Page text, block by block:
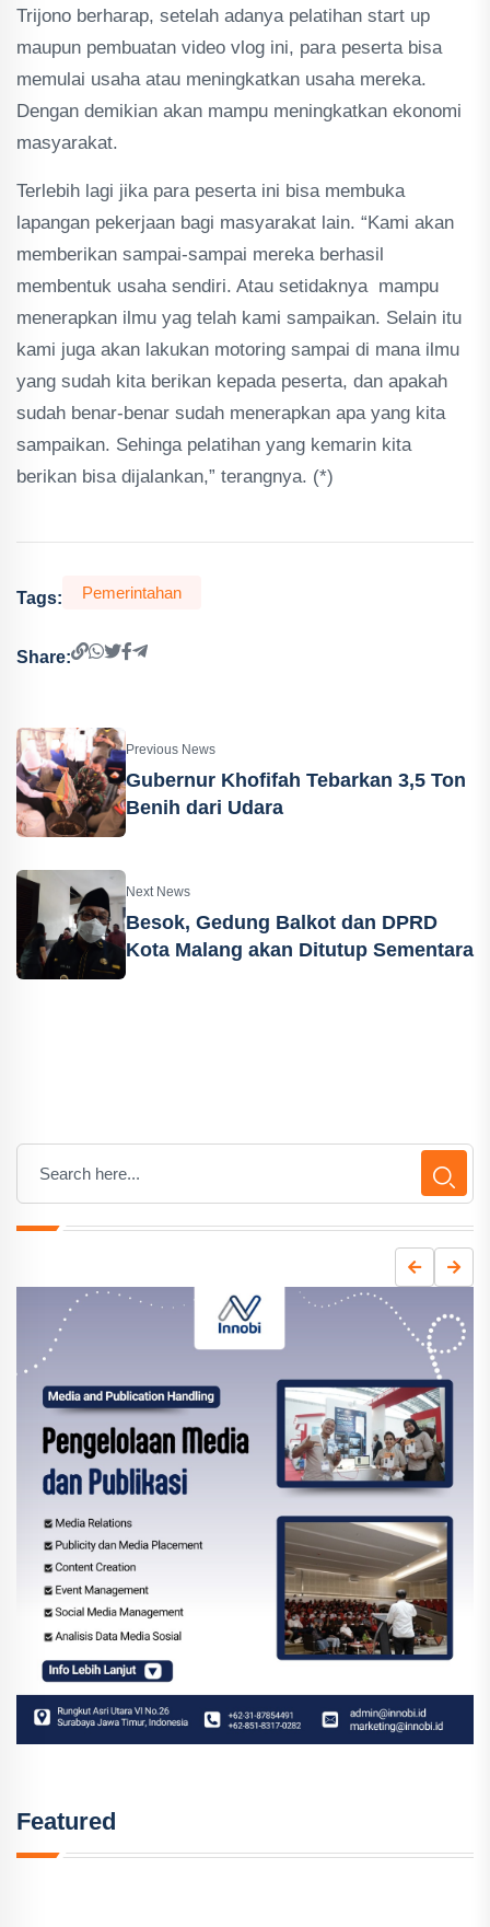
Trijono berharap, setelah adanya pelatihan start up
maupun pembuatan video vlog ini, para peserta bisa
memulai usaha atau meningkatkan usaha mereka.
Dengan demikian akan mampu meningkatkan ekonomi
masyarakat.
Terlebih lagi jika para peserta ini bisa membuka
lapangan pekerjaan bagi masyarakat lain. “Kami akan
memberikan sampai-sampai mereka berhasil
membentuk usaha sendiri. Atau setidaknya mampu
menerapkan ilmu yag telah kami sampaikan. Selain itu
kami juga akan lakukan motoring sampai di mana ilmu
yang sudah kita berikan kepada peserta, dan apakah
sudah benar-benar sudah menerapkan apa yang kita
sampaikan. Sehinga pelatihan yang kemarin kita
berikan bisa dijalankan,” terangnya. (*)
Tags: Pemerintahan
Share:
Previous News
Gubernur Khofifah Tebarkan 3,5 Ton
Benih dari Udara
Next News
Besok, Gedung Balkot dan DPRD
Kota Malang akan Ditutup Sementara
Featured